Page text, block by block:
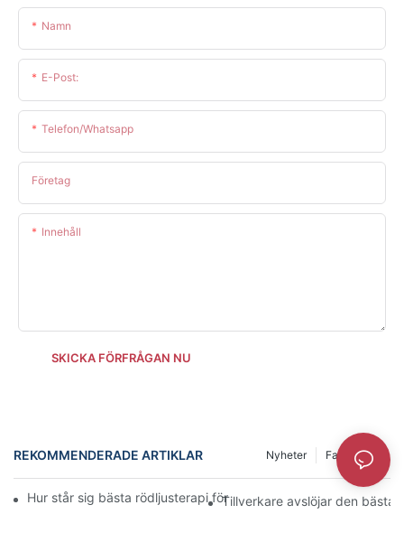
Namn
E-Post:
Telefon/whatsapp
Företag
Innehåll
SKICKA FÖRFRÅGAN NU
REKOMMENDERADE ARTIKLAR Info
Fall
Nyheter
Hur står sig bästa rödljusterapi för ansiktet i jämförelse med
Tillverkare avslöjar den bästa